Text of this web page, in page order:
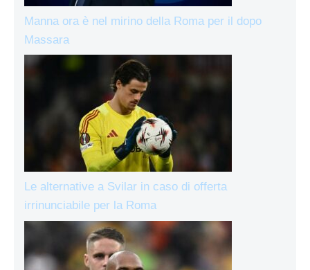
Manna ora è nel mirino della Roma per il dopo
Massara
Le alternative a Svilar in caso di offerta
irrinunciabile per la Roma